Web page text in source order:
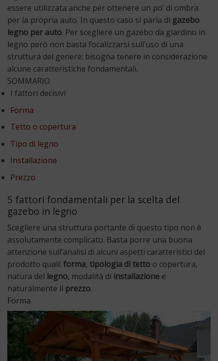
essere utilizzata anche per ottenere un po’ di ombra
per la propria auto. In questo caso si parla di gazebo
legno per auto. Per scegliere un gazebo da giardino in
legno però non basta focalizzarsi sull’uso di una
struttura del genere: bisogna tenere in considerazione
alcune caratteristiche fondamentali.
SOMMARIO
I fattori decisivi
Forma
Tetto o copertura
Tipo di legno
Installazione
Prezzo
5 fattori fondamentali per la scelta del
gazebo in legno
Scegliere una struttura portante di questo tipo non è
assolutamente complicato. Basta porre una buona
attenzione sull’analisi di alcuni aspetti caratteristici del
prodotto quali: forma, tipologia di tetto o copertura,
natura del legno, modalità di installazione e
naturalmente il prezzo.
Forma